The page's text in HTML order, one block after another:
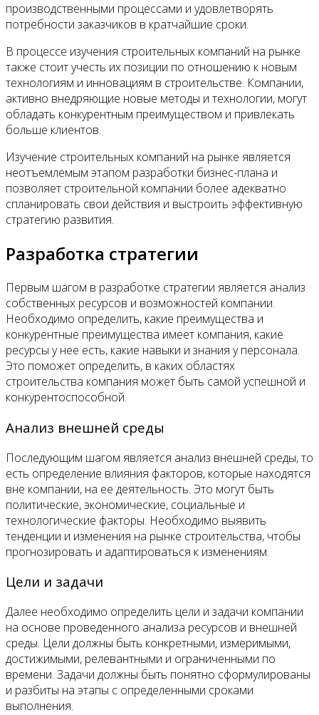
производственными процессами и удовлетворять
потребности заказчиков в кратчайшие сроки.
В процессе изучения строительных компаний на рынке
также стоит учесть их позиции по отношению к новым
технологиям и инновациям в строительстве. Компании,
активно внедряющие новые методы и технологии, могут
обладать конкурентным преимуществом и привлекать
больше клиентов.
Изучение строительных компаний на рынке является
неотъемлемым этапом разработки бизнес-плана и
позволяет строительной компании более адекватно
спланировать свои действия и выстроить эффективную
стратегию развития.
Разработка стратегии
Первым шагом в разработке стратегии является анализ
собственных ресурсов и возможностей компании.
Необходимо определить, какие преимущества и
конкурентные преимущества имеет компания, какие
ресурсы у нее есть, какие навыки и знания у персонала.
Это поможет определить, в каких областях
строительства компания может быть самой успешной и
конкурентоспособной.
Анализ внешней среды
Последующим шагом является анализ внешней среды, то
есть определение влияния факторов, которые находятся
вне компании, на ее деятельность. Это могут быть
политические, экономические, социальные и
технологические факторы. Необходимо выявить
тенденции и изменения на рынке строительства, чтобы
прогнозировать и адаптироваться к изменениям.
Цели и задачи
Далее необходимо определить цели и задачи компании
на основе проведенного анализа ресурсов и внешней
среды. Цели должны быть конкретными, измеримыми,
достижимыми, релевантными и ограниченными по
времени. Задачи должны быть понятно сформулированы
и разбиты на этапы с определенными сроками
выполнения.